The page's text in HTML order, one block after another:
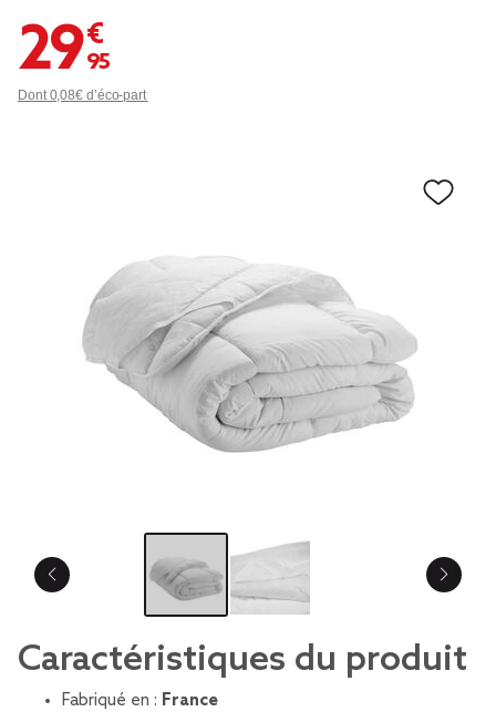
29,95 €
Dont 0,08€ d’éco-part
Caractéristiques du produit
Fabriqué en : France